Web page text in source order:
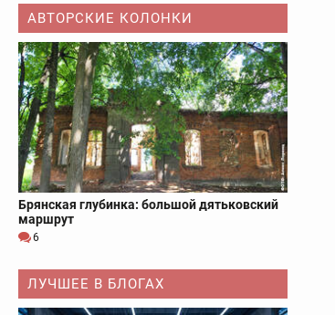
АВТОРСКИЕ КОЛОНКИ
Брянская глубинка: большой дятьковский
маршрут
6
ЛУЧШЕЕ В БЛОГАХ